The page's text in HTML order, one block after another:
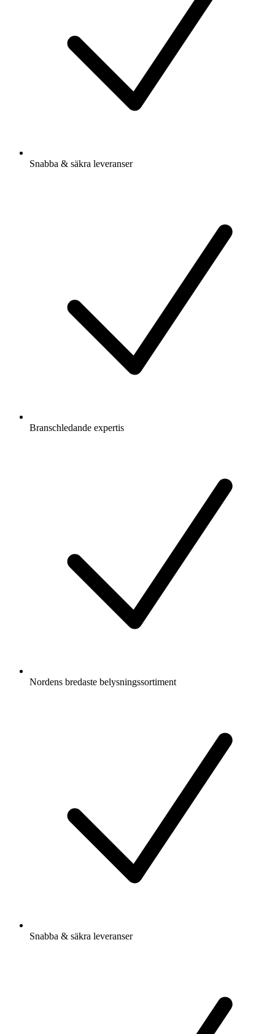
Snabba & säkra leveranser
Branschledande expertis
Nordens bredaste belysningssortiment
Snabba & säkra leveranser